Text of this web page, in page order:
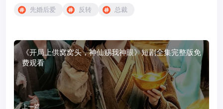
先婚后爱 反转 总裁
《开局上供窝窝头，神仙赐我神眼》短剧全集完整版免
费观看
上一篇